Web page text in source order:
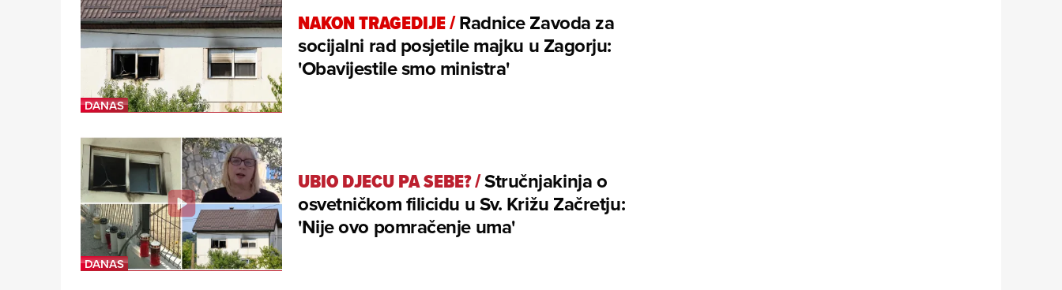
NAKON TRAGEDIJE/Radnice Zavoda za
socijalni rad posjetile majku u Zagorju:
'Obavijestile smo ministra'
UBIO DJECU PA SEBE?/Stručnjakinja o
osvetničkom filicidu u Sv. Križu Začretju:
'Nije ovo pomračenje uma'